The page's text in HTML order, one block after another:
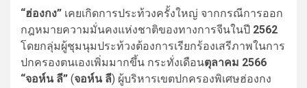
“ฮ่องกง” เคยเกิดการประท้วงครั้งใหญ่ จากกรณีการออก
กฎหมายความมั่นคงแห่งชาติของทางการจีนในปี 2562
โดยกลุ่มผู้ชุมนุมประท้วงต้องการเรียกร้องเสรีภาพในการ
ปกครองตนเองเพิ่มมากขึ้น กระทั่งเดือนตุลาคม 2566
“จอห์น ลี” (จอห์น ลี) ผู้บริหารเขตปกครองพิเศษฮ่องกง